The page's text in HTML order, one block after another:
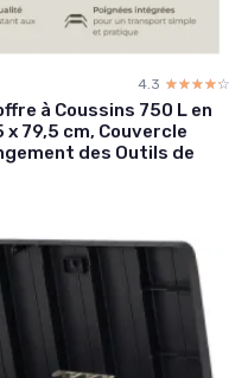
4.3 ☆☆☆☆☆
★★★★★
à Coussins 750 L en
79,5 cm, Couvercle
des Outils de